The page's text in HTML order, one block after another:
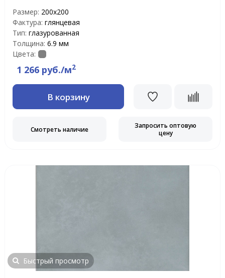
Размер: 200х200
Фактура: глянцевая
Тип: глазурованная
Толщина: 6.9 мм
Цвета:
1 266 руб./м2
В корзину
Смотреть наличие
Запросить оптовую
цену
Быстрый просмотр